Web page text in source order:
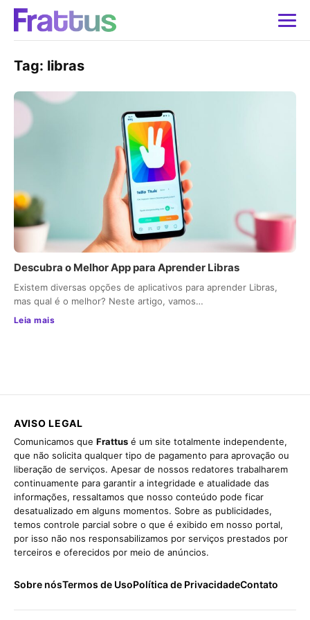
Tag: libras
Descubra o Melhor App para Aprender Libras
Existem diversas opções de aplicativos para aprender Libras,
mas qual é o melhor? Neste artigo, vamos…
Leia mais
AVISO LEGAL
Comunicamos que Frattus é um site totalmente independente,
que não solicita qualquer tipo de pagamento para aprovação ou
liberação de serviços. Apesar de nossos redatores trabalharem
continuamente para garantir a integridade e atualidade das
informações, ressaltamos que nosso conteúdo pode ficar
desatualizado em alguns momentos. Sobre as publicidades,
temos controle parcial sobre o que é exibido em nosso portal,
por isso não nos responsabilizamos por serviços prestados por
terceiros e oferecidos por meio de anúncios.
Sobre nósTermos de UsoPolítica de PrivacidadeContato